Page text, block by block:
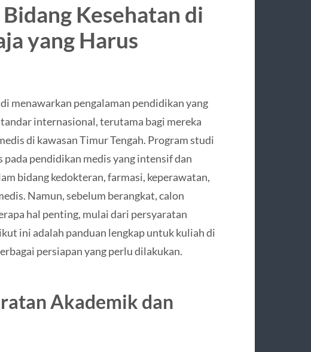
Kesehatan di
yang Harus
menawarkan pengalaman pendidikan yang
internasional, terutama bagi mereka
di kawasan Timur Tengah. Program studi
pendidikan medis yang intensif dan
bidang kedokteran, farmasi, keperawatan,
Namun, sebelum berangkat, calon
hal penting, mulai dari persyaratan
ini adalah panduan lengkap untuk kuliah di
persiapan yang perlu dilakukan.
Akademik dan